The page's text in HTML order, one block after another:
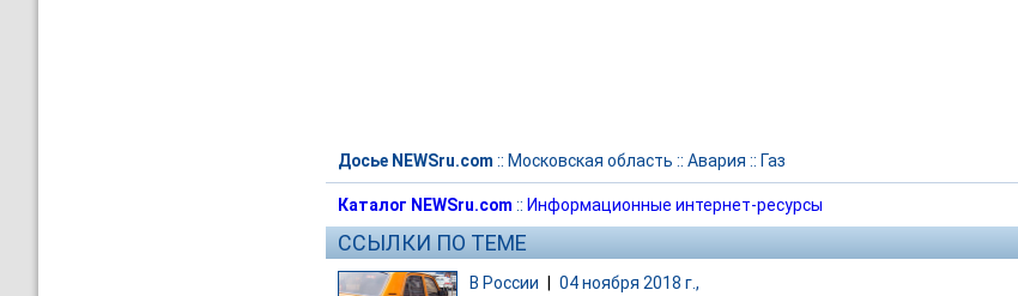
Досье NEWSru.com :: Московская область :: Авария :: Газ
Каталог NEWSru.com :: Информационные интернет-ресурсы
ССЫЛКИ ПО ТЕМЕ
В России 04 ноября 2018 г.,